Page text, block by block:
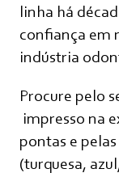
linha há
confiança em
indústria
Procure pelo
impresso na
pontas e
(turquesa,